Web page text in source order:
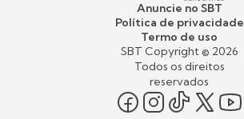
Anuncie no SBT
Política de privacidade
Termo de uso
SBT Copyright © 2026
Todos os direitos
reservados